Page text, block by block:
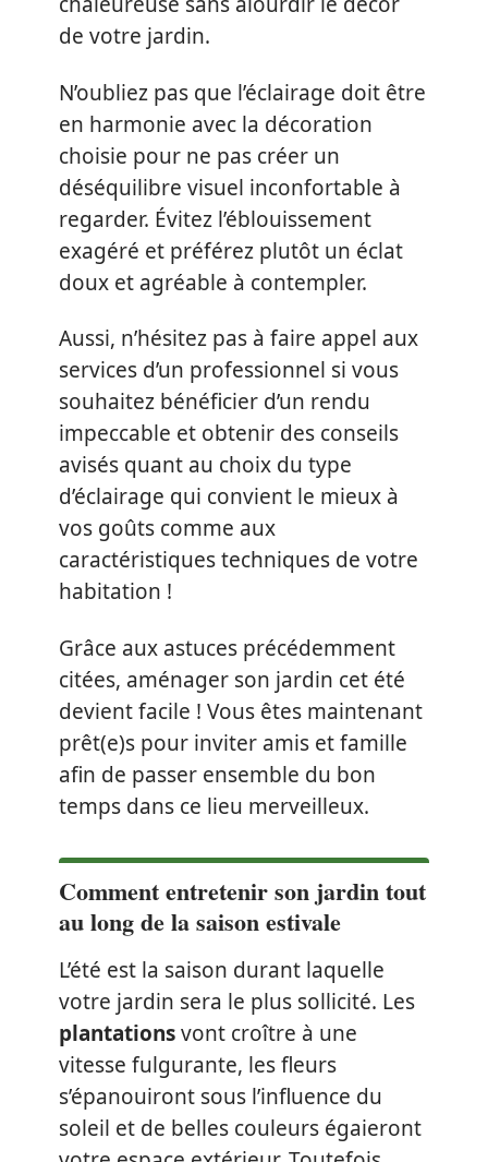
de votre jardin.
N’oubliez pas que l’éclairage doit être
en harmonie avec la décoration
choisie pour ne pas créer un
déséquilibre visuel inconfortable à
regarder. Évitez l’éblouissement
exagéré et préférez plutôt un éclat
doux et agréable à contempler.
Aussi, n’hésitez pas à faire appel aux
services d’un professionnel si vous
souhaitez bénéficier d’un rendu
impeccable et obtenir des conseils
avisés quant au choix du type
d’éclairage qui convient le mieux à
vos goûts comme aux
caractéristiques techniques de votre
habitation !
Grâce aux astuces précédemment
citées, aménager son jardin cet été
devient facile ! Vous êtes maintenant
prêt(e)s pour inviter amis et famille
afin de passer ensemble du bon
temps dans ce lieu merveilleux.
Comment entretenir son jardin tout
au long de la saison estivale
L’été est la saison durant laquelle
votre jardin sera le plus sollicité. Les
plantationsvont croître à une
vitesse fulgurante, les fleurs
s’épanouiront sous l’influence du
soleil et de belles couleurs égaieront